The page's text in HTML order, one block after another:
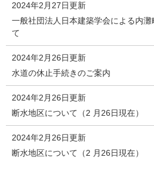
2024年2月27日更新
一般社団法人日本建築学会による内
て
2024年2月26日更新
水道の休止手続きのご案内
2024年2月26日更新
断水地区について（2 月26日現在）
2024年2月26日更新
断水地区について（2 月26日現在）